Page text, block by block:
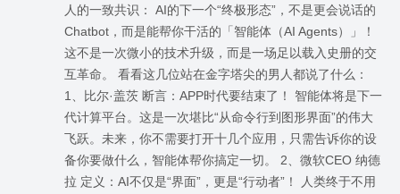
人的一致共识： AI的下一个“终极形态”，不是更会说话的
Chatbot，而是能帮你干活的「智能体（AI Agents）」！
这不是一次微小的技术升级，而是一场足以载入史册的交
互革命。 看看这几位站在金字塔尖的男人都说了什么：
1、比尔·盖茨 断言：APP时代要结束了！ 智能体将是下一
代计算平台。这是一次堪比“从命令行到图形界面”的伟大
飞跃。未来，你不需要打开十几个应用，只需告诉你的设
备你要做什么，智能体帮你搞定一切。 2、微软CEO 纳德
拉 定义：AI不仅是“界面”，更是“行动者”！ 人类终于不用